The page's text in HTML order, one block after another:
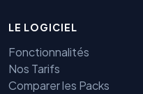
LE LOGICIEL
Fonctionnalités
Nos Tarifs
Comparer les Packs